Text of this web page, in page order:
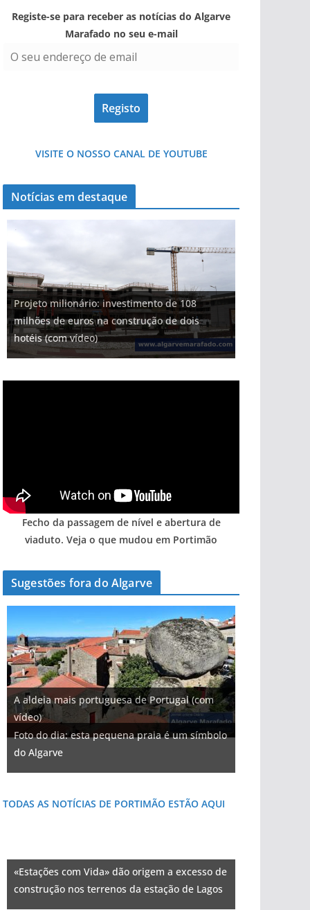
Registe-se para receber as notícias do Algarve
Marafado no seu e-mail
VISITE O NOSSO CANAL DE YOUTUBE
Notícias em destaque
Projeto milionário: investimento de 108
milhões de euros na construção de dois
hotéis (com vídeo)
Fecho da passagem de nível e abertura de
viaduto. Veja o que mudou em Portimão
Sugestões fora do Algarve
A aldeia mais portuguesa de Portugal (com
vídeo)
Foto do dia: esta pequena praia é um símbolo
do Algarve
TODAS AS NOTÍCIAS DE PORTIMÃO ESTÃO AQUI
«Estações com Vida» dão origem a excesso de
construção nos terrenos da estação de Lagos